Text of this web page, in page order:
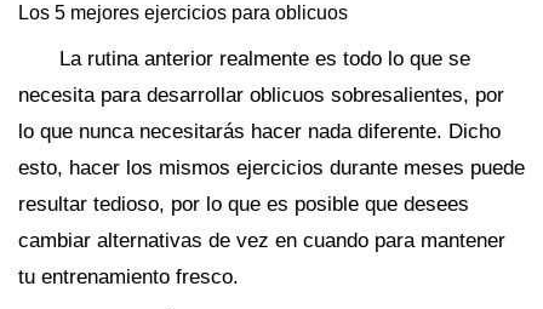
Los 5 mejores ejercicios para oblicuos
La rutina anterior realmente es todo lo que se
necesita para desarrollar oblicuos sobresalientes, por
lo que nunca necesitarás hacer nada diferente. Dicho
esto, hacer los mismos ejercicios durante meses puede
resultar tedioso, por lo que es posible que desees
cambiar alternativas de vez en cuando para mantener
tu entrenamiento fresco.